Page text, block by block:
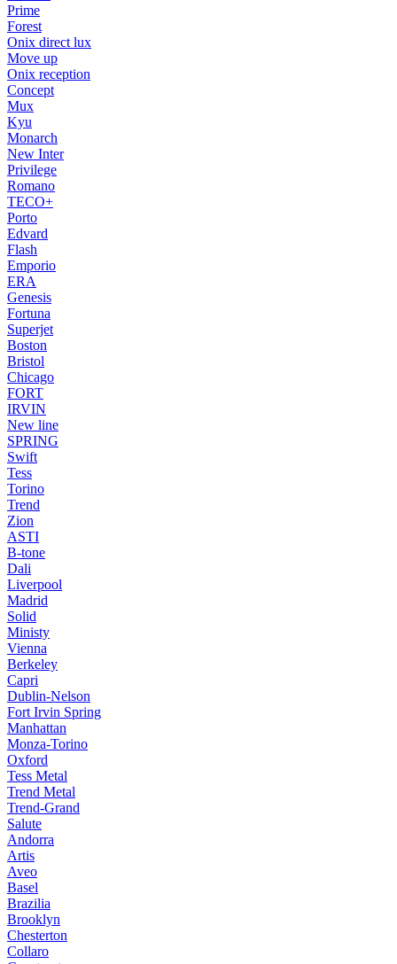
Prime
Forest
Onix direct lux
Move up
Onix reception
Concept
Mux
Kyu
Monarch
New Inter
Privilege
Romano
TECO+
Porto
Edvard
Flash
Emporio
ERA
Genesis
Fortuna
Superjet
Boston
Bristol
Chicago
FORT
IRVIN
New line
SPRING
Swift
Tess
Torino
Trend
Zion
ASTI
B-tone
Dali
Liverpool
Madrid
Solid
Ministy
Vienna
Berkeley
Capri
Dublin-Nelson
Fort Irvin Spring
Manhattan
Monza-Torino
Oxford
Tess Metal
Trend Metal
Trend-Grand
Salute
Andorra
Artis
Aveo
Basel
Brazilia
Brooklyn
Chesterton
Collaro